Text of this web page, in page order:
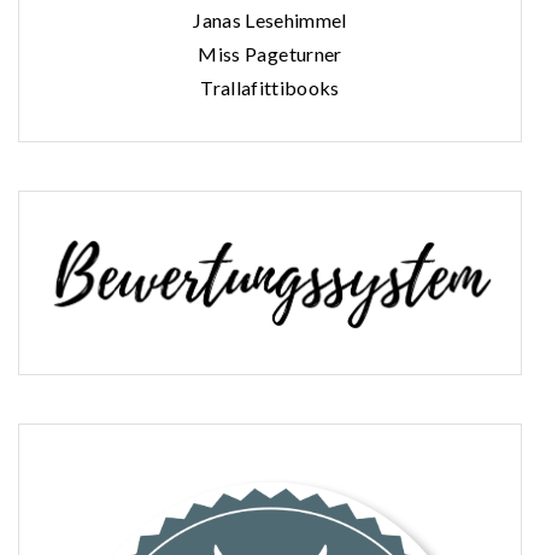
Janas Lesehimmel
Miss Pageturner
Trallafittibooks